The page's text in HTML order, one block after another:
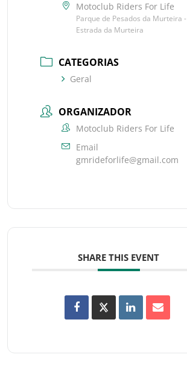
Motoclub Riders For Life
Parque de Pesados da Murteira -
Estrada da Murteira
CATEGORIAS
Geral
ORGANIZADOR
Motoclub Riders For Life
Email
gmrideforlife@gmail.com
SHARE THIS EVENT